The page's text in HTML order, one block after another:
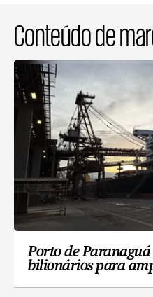
Conteúdo de
Porto de Paranaguá
bilionários para